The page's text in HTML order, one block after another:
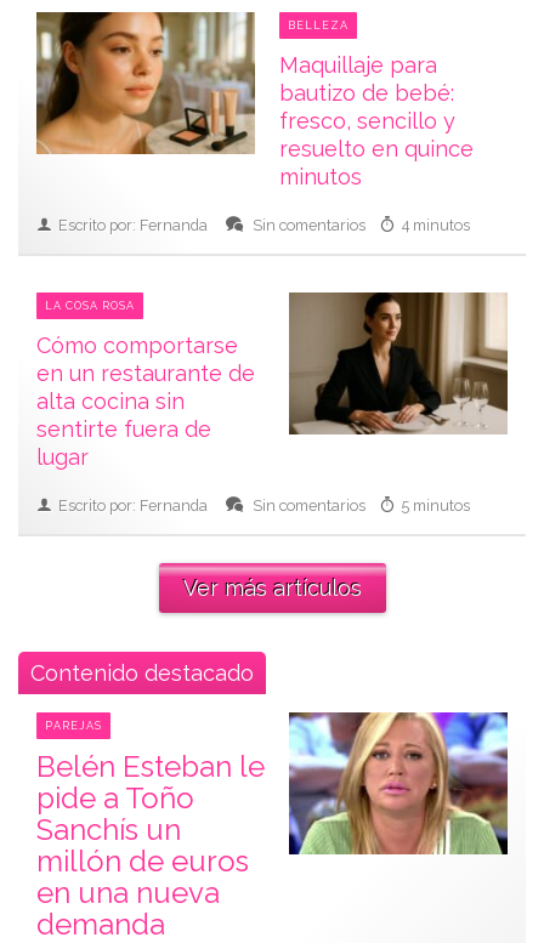
BELLEZA
Maquillaje para
bautizo de bebé:
fresco, sencillo y
resuelto en quince
minutos
Escrito por: Fernanda Sin comentarios 4 minutos
LA COSA ROSA
Cómo comportarse
en un restaurante de
alta cocina sin
sentirte fuera de
lugar
Escrito por: Fernanda Sin comentarios 5 minutos
Ver más artículos
Contenido destacado
PAREJAS
Belén Esteban le
pide a Toño
Sanchís un
millón de euros
en una nueva
demanda